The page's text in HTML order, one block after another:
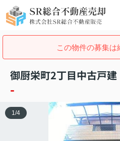
この物件の募集は
御厨栄町2丁目中古戸建
-
1 /4